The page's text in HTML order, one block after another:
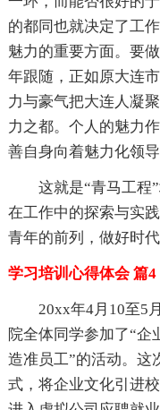
的都同也就决定了工
魅力的重要方面。要
年跟随，正如原大连
力与豪气把大连人凝
力之都。个人的魅力
善自身向着魅力化领导
这就是“青马工程
在工作中的探索与实
青年的前列，做好时代
学习培训心得体会 篇4
20xx年4月10至5
院全体同学参加了“企
造准员工”的活动。这
式，将企业文化引进